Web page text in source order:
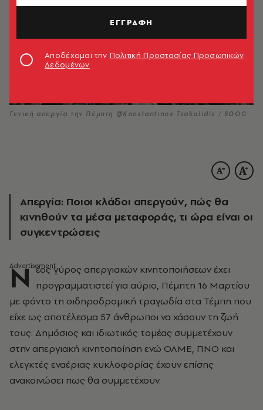
Γενική απεργία την Πέμπτη @Konstantinos Tsakalidis / SOOC
Απεργία: Ποιοι κλάδοι απεργούν, πώς θα
κινηθούν τα μέσα μεταφοράς, τι ώρα είναι οι
συγκεντρώσεις
Ν έος γύρος απεργιακών κινητοποιήσεων έχει
προγραμματιστεί για αύριο, Πέμπτη 16 Μαρτίου
με φόντο τη σιδηροδρομική τραγωδία στα Τέμπη που
είχε ως αποτέλεσμα 57 άνθρωποι να χάσουν τη ζωή
τους. Δημόσιος και ιδιωτικός τομέας συμμετέχουν
στην απεργιακή κινητοποίηση ενώ ΟΛΜΕ, ΠΝΟ και
ελεγκτές εναέριας κυκλοφορίας έχουν επίσης
ανακοινώσει πως θα συμμετέχουν.
ΕΓΓΡΑΦΗ
Αποδέχομαι την Πολιτική Προστασίας Προσωπικών
Δεδομένων